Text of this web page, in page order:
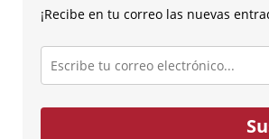
¡Recibe en tu correo las nuevas
Escribe
tu
correo
electrónico...